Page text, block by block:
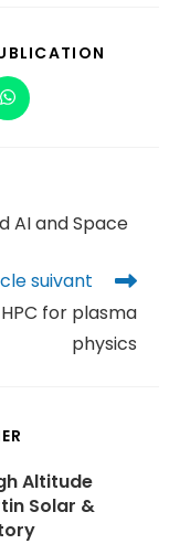
AI and Space
suivant
for plasma
physics
Altitude
Solar &